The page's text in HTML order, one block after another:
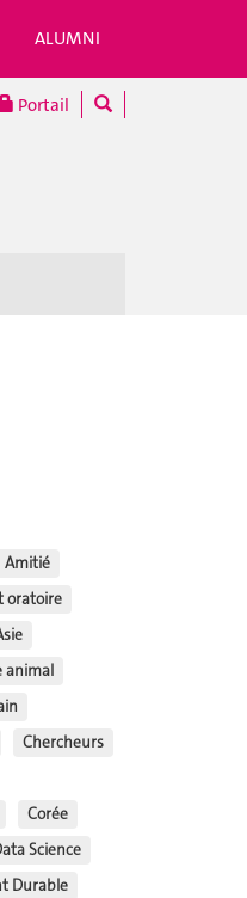
ALUMNI
Portail
Amitié
oratoire
animal
Chercheurs
Corée
Science
Durable